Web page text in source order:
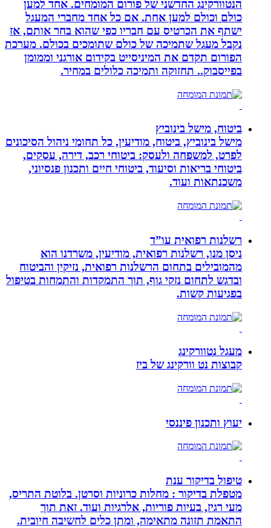
הנטוורקינג החדשני של פורום המומחים. אחד למען
כולם וכולם למען אחת. אם כל אחד מחברי המעגל
ישתף את הכרטיס עם חבריו כפי שהוא בחר אותם, אז
נקבל מעגל שתמיכה של כולם שתומכים בכולם. מערכת
הפורום תקדם את המיניסייט בקידום אורגני וממומן
בפייסבוק.. תחזוקה ותמיכה כלולים במחיר.
ביטוח, מישל בינוביץ
מישל בינוביץ, ביטוח, מודיעין, כל תחומי ניהול הסיכונים
לפרט, למשפחה ולעסק: ביטוחי רכב, דירה, עסקים,
ביטוחי בריאות וסיעוד, ביטוחי חיים ותכנון פנסיוני,
משכנתאות ועוד.
רשלנות רפואית עו”ד
ניסן מנו, רשלנות רפואית, מודיעין, משרדנו הוא
מהמובילים בתחום הרשלנות רפואית, נזיקין והביטוח
ובדגש לתחום נזקי גוף, תוך התמקדות והתמחות בטיפול
בפגיעות קשות.
מעגל נטוורקינג
קבוצות נט וורקינג של ביז
יעוץ ותכנון פיננסי
טיפול בדיקור ענת
מטפלת בדיקור : מחלות כרוניות וסרטן. בלוטת התריס,
מעי רגיז, בעיות פוריות, אלרגיות ועוד. זאת תוך
התאמת תזונה מתאימה, ומתן כלים לחשיבה חיובית.